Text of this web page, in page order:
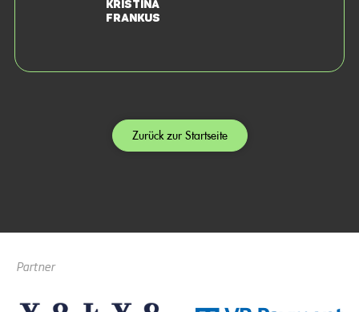
Kristina
Frankus
Zurück zur Startseite
Partner